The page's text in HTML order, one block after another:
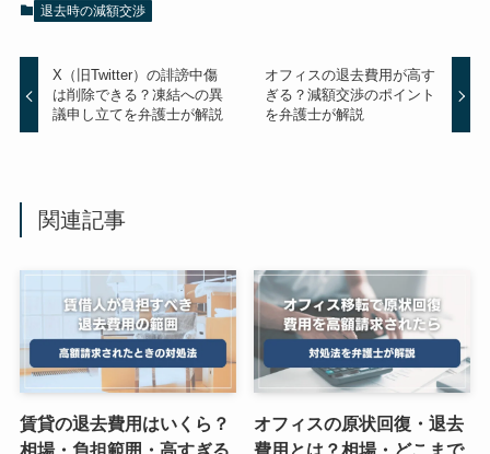
退去時の減額交渉
X（旧Twitter）の誹謗中傷
は削除できる？凍結への異
議申し立てを弁護士が解説
オフィスの退去費用が高す
ぎる？減額交渉のポイント
を弁護士が解説
関連記事
賃貸の退去費用はいくら？
相場・負担範囲・高すぎる
オフィスの原状回復・退去
費用とは？相場・どこまで